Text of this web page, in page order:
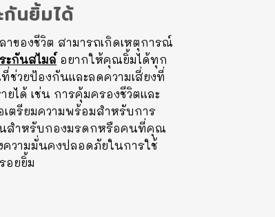
กันยิ้มได้
ลาของชีวิต สามารถเกิดเหตุการณ์
ะกันสไมล์ อยากให้คุณยิ้มได้ทุก
ช่วยป้องกันและลดความเสี่ยงที่
ยได้ เช่น การคุ้มครองชีวิตและ
ตรียมความพร้อมสำหรับการ
นสำหรับกองมรดกหรือคนที่คุณ
ความมั่นคงปลอดภัยในการใช้
อยยิ้ม